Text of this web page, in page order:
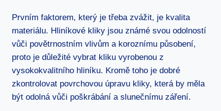
Prvním faktorem, který je třeba zvážit, je kvalita
materiálu. Hliníkové kliky jsou známé svou odolností
vůči⁤ povětrnostním vlivům a ⁤koroznímu působení,
proto je důležité vybrat kliku⁣ vyrobenou⁣ z
vysokokvalitního hliníku. Kromě ⁢toho je ⁢dobré
zkontrolovat povrchovou úpravu kliky, která by měla
být odolná vůči poškrábání a slunečnímu záření.